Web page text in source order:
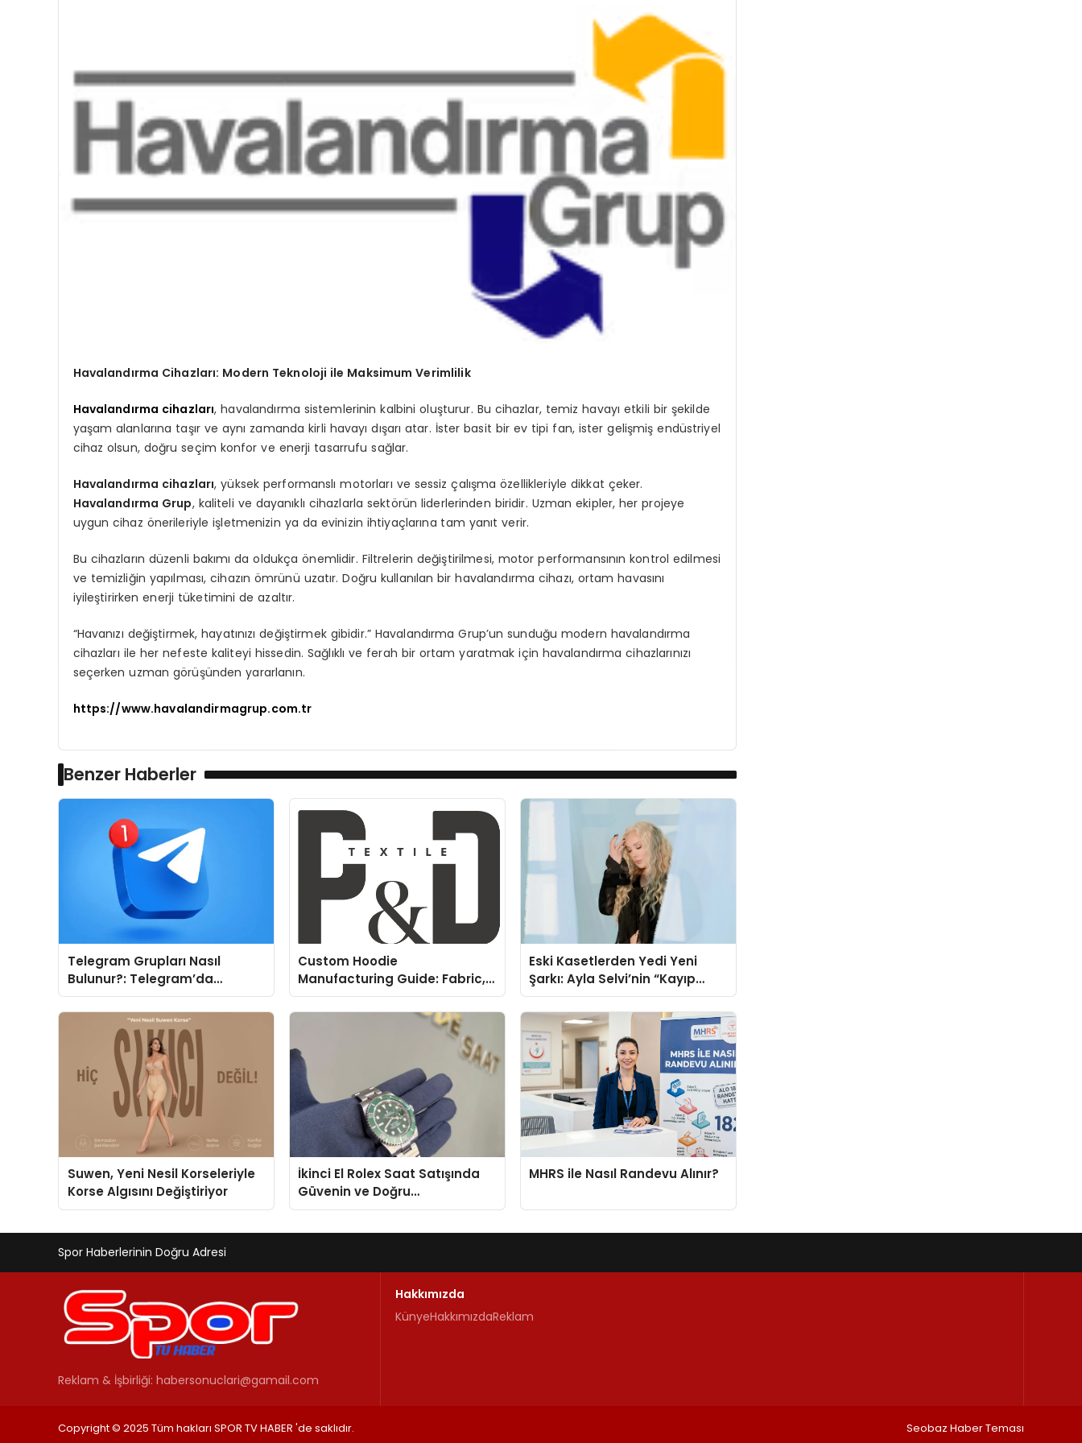
Havalandırma Cihazları: Modern Teknoloji ile Maksimum Verimlilik
Havalandırma cihazları, havalandırma sistemlerinin kalbini oluşturur. Bu cihazlar, temiz havayı etkili bir şekilde
yaşam alanlarına taşır ve aynı zamanda kirli havayı dışarı atar. İster basit bir ev tipi fan, ister gelişmiş endüstriyel
cihaz olsun, doğru seçim konfor ve enerji tasarrufu sağlar.
Havalandırma cihazları, yüksek performanslı motorları ve sessiz çalışma özellikleriyle dikkat çeker.
Havalandırma Grup, kaliteli ve dayanıklı cihazlarla sektörün liderlerinden biridir. Uzman ekipler, her projeye
uygun cihaz önerileriyle işletmenizin ya da evinizin ihtiyaçlarına tam yanıt verir.
Bu cihazların düzenli bakımı da oldukça önemlidir. Filtrelerin değiştirilmesi, motor performansının kontrol edilmesi
ve temizliğin yapılması, cihazın ömrünü uzatır. Doğru kullanılan bir havalandırma cihazı, ortam havasını
iyileştirirken enerji tüketimini de azaltır.
“Havanızı değiştirmek, hayatınızı değiştirmek gibidir.” Havalandırma Grup’un sunduğu modern havalandırma
cihazları ile her nefeste kaliteyi hissedin. Sağlıklı ve ferah bir ortam yaratmak için havalandırma cihazlarınızı
seçerken uzman görüşünden yararlanın.
https://www.havalandirmagrup.com.tr
Benzer Haberler
Telegram Grupları Nasıl
Bulunur?: Telegram’da
Topluluk Deneyimini
Geliştirmek
Custom Hoodie
Manufacturing Guide: Fabric,
Fit and Printing Options
Eski Kasetlerden Yedi Yeni
Şarkı: Ayla Selvi’nin “Kayıp
Kasetler 1” Albümü 31
Temmuz’da Çıktı
Suwen, Yeni Nesil Korseleriyle
Korse Algısını Değiştiriyor
İkinci El Rolex Saat Satışında
Güvenin ve Doğru
Değerlemenin Adresi
MHRS ile Nasıl Randevu Alınır?
Spor Haberlerinin Doğru Adresi
Reklam & İşbirliği: habersonuclari@gamail.com
Hakkımızda
KünyeHakkımızdaReklam
Copyright © 2025 Tüm hakları SPOR TV HABER 'de saklıdır. Seobaz Haber Teması